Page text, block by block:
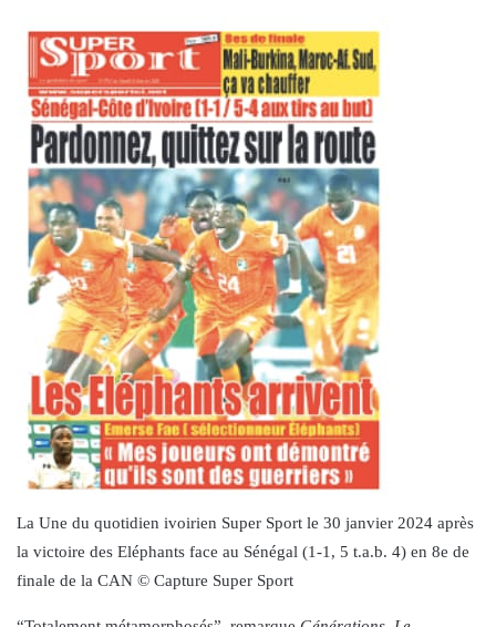
La Une du quotidien ivoirien Super Sport le 30 janvier 2024 après
la victoire des Eléphants face au Sénégal (1-1, 5 t.a.b. 4) en 8e de
finale de la CAN © Capture Super Sport